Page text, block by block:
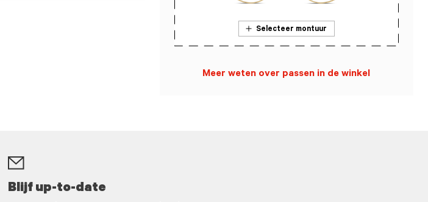
Selecteer montuur
Meer weten over passen in de winkel
Blijf up-to-date